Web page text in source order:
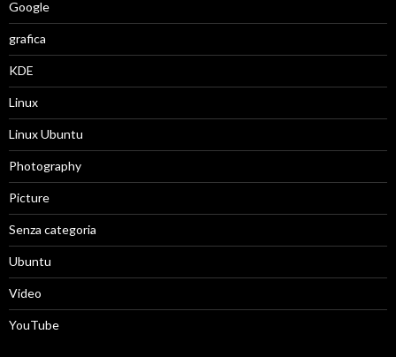
Google
grafica
KDE
Linux
Linux Ubuntu
Photography
Picture
Senza categoria
Ubuntu
Video
YouTube